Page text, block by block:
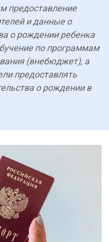
предоставление
и данные о
о рождении ребенка
по программам
(внебюджет), а
предоставлять
о рождении в